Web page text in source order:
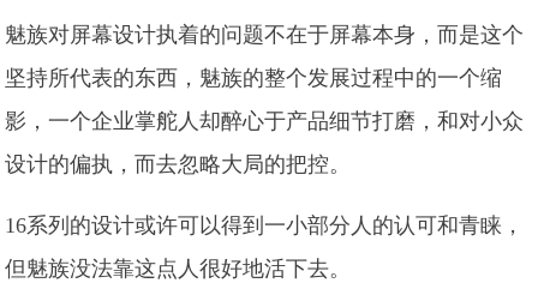
魅族对屏幕设计执着的问题不在于屏幕本身，而是这个
坚持所代表的东西，魅族的整个发展过程中的一个缩
影，一个企业掌舵人却醉心于产品细节打磨，和对小众
设计的偏执，而去忽略大局的把控。
16系列的设计或许可以得到一小部分人的认可和青睐，
但魅族没法靠这点人很好地活下去。